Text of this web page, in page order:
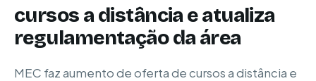
cursos a distância e atualiza
regulamentação da área
MEC faz aumento de oferta de cursos a distância e